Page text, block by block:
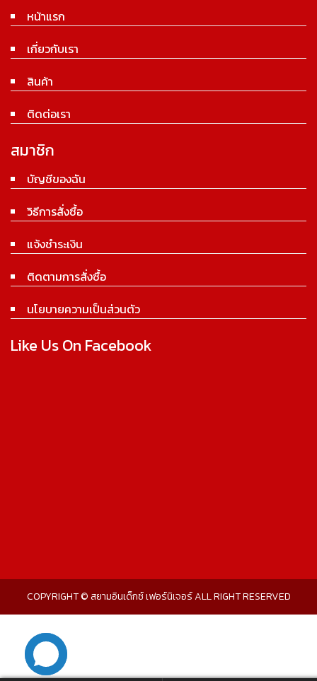
หน้าแรก
เกี่ยวกับเรา
สินค้า
ติดต่อเรา
สมาชิก
บัญชีของฉัน
วิธีการสั่งซื้อ
แจ้งชำระเงิน
ติดตามการสั่งซื้อ
นโยบายความเป็นส่วนตัว
Like Us On Facebook
COPYRIGHT © สยามอินเด็กซ์ เฟอร์นิเจอร์ ALL RIGHT RESERVED